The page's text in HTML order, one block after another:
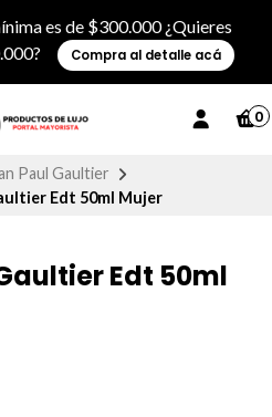
es de $300.000 ¿Quieres
Compra al detalle acá
0
Paul Gaultier
Edt 50ml Mujer
Edt 50ml